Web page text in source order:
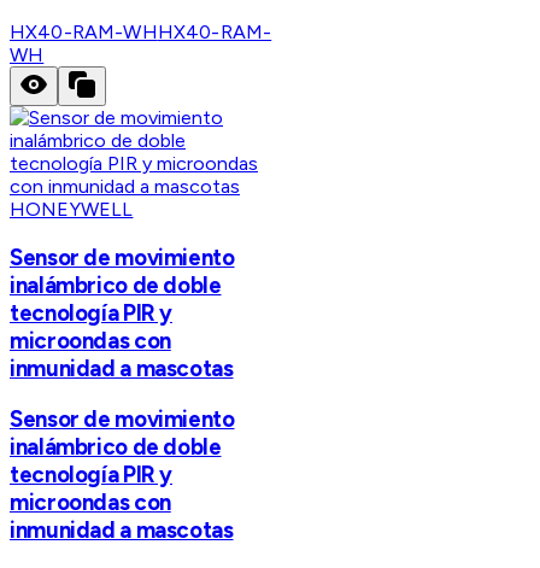
HX40-RAM-WHHX40-RAM-
WH
HONEYWELL
Sensor de movimiento
inalámbrico de doble
tecnología PIR y
microondas con
inmunidad a mascotas
Sensor de movimiento
inalámbrico de doble
tecnología PIR y
microondas con
inmunidad a mascotas